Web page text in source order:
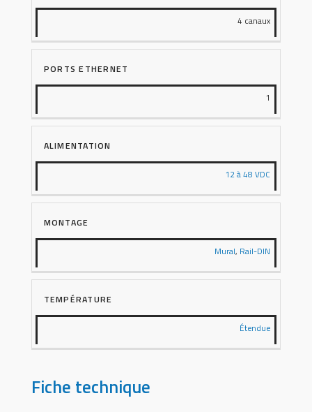
4 canaux
PORTS ETHERNET
1
ALIMENTATION
12 à 48 VDC
MONTAGE
Mural, Rail-DIN
TEMPÉRATURE
Étendue
Fiche technique